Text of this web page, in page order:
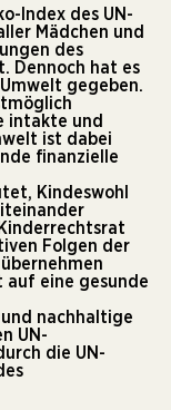
Index des UN-
Mädchen und
des
Dennoch hat es
gegeben.
intakte und
ist dabei
finanzielle
Kindeswohl
Folgen der
auf eine gesunde
nachhaltige
UN-
die UN-